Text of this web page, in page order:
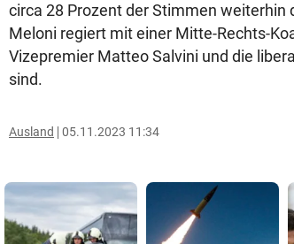
circa 28 Prozent der Stimmen weiterhin
Meloni regiert mit einer Mitte-Rechts-
Vizepremier Matteo Salvini und die
sind.
Ausland 05.11.2023 11:34